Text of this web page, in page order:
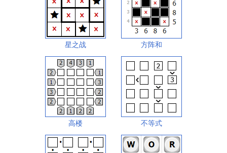
星之战 方阵和
高楼 不等式